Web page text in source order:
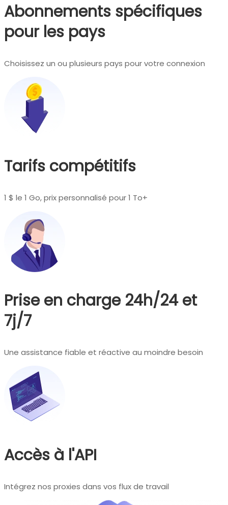
Abonnements spécifiques
pour les pays
Choisissez un ou plusieurs pays pour votre connexion
Tarifs compétitifs
1 $ le 1 Go, prix personnalisé pour 1 To+
Prise en charge 24h/24 et
7j/7
Une assistance fiable et réactive au moindre besoin
Accès à l'API
Intégrez nos proxies dans vos flux de travail